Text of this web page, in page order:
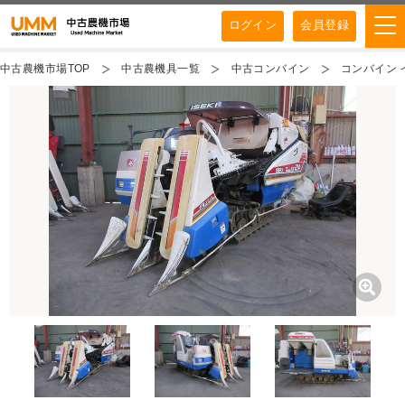
ログイン 会員登録
中古農機市場TOP 中古農機具一覧 中古コンバイン コンバイン